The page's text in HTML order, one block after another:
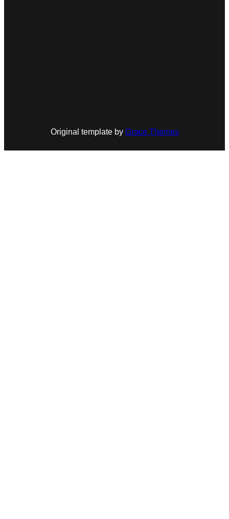
Original template by Grace Themes